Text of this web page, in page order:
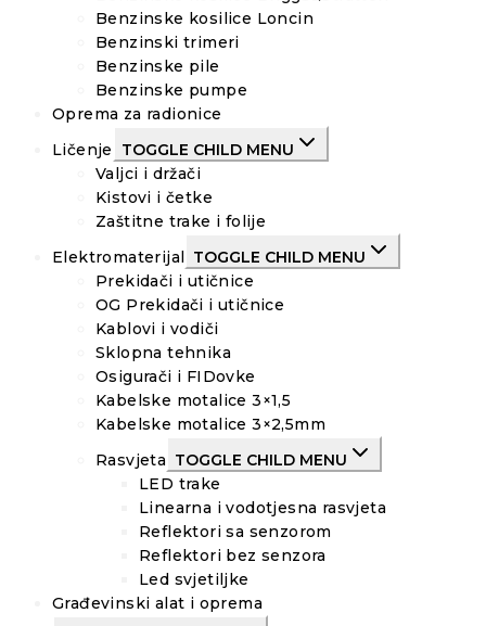
Benzinske kosilice Loncin
Benzinski trimeri
Benzinske pile
Benzinske pumpe
Oprema za radionice
Ličenje
TOGGLE CHILD MENU
Valjci i držači
Kistovi i četke
Zaštitne trake i folije
Elektromaterijal
TOGGLE CHILD MENU
Prekidači i utičnice
OG Prekidači i utičnice
Kablovi i vodiči
Sklopna tehnika
Osigurači i FIDovke
Kabelske motalice 3×1,5
Kabelske motalice 3×2,5mm
Rasvjeta TOGGLE CHILD MENU
LED trake
Linearna i vodotjesna rasvjeta
Reflektori sa senzorom
Reflektori bez senzora
Led svjetiljke
Građevinski alat i oprema